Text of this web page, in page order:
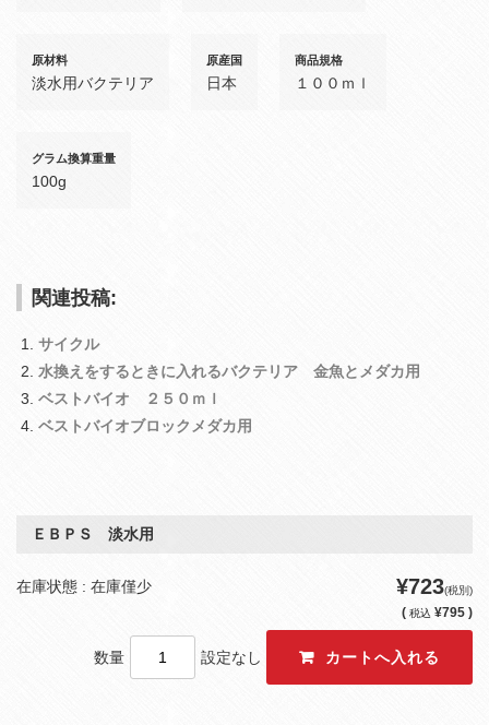
原材料
淡水用バクテリア
原産国
日本
商品規格
１００ｍｌ
グラム換算重量
100g
関連投稿:
サイクル
水換えをするときに入れるバクテリア 金魚とメダカ用
ベストバイオ ２５０ｍｌ
ベストバイオブロックメダカ用
ＥＢＰＳ 淡水用
在庫状態 : 在庫僅少 ¥723(税別)
( 税込 ¥795 )
数量 設定なし